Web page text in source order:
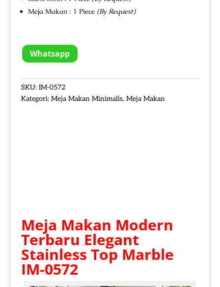
Meja Makan : 1 Piece (By Request)
Whatsapp
SKU: IM-0572
Kategori: Meja Makan Minimalis, Meja Makan
Meja Makan Modern
Terbaru Elegant
Stainless Top Marble
IM-0572